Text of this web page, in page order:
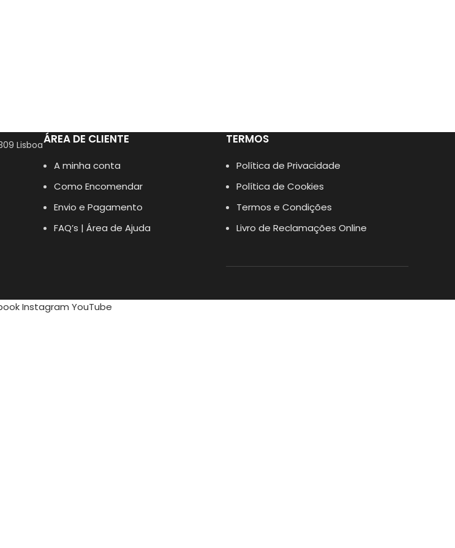
LisboaÁREA DE CLIENTE
A minha conta
Como Encomendar
Envio e Pagamento
FAQ’s | Área de Ajuda
TERMOS
Política de Privacidade
Política de Cookies
Termos e Condições
Livro de Reclamações Online
Instagram YouTube